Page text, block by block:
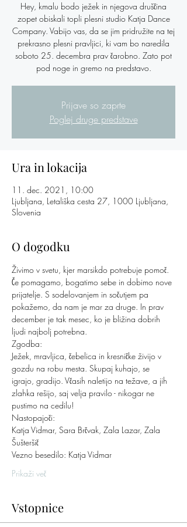
Hey, kmalu bodo ježek in njegova druščina
zopet obiskali topli plesni studio Katja Dance
Company. Vabijo vas, da se jim pridružite na tej
prekrasno plesni pravljici, ki vam bo naredila
soboto 25. decembra prav čarobno. Zato pot
pod noge in gremo na predstavo.
Prijave so zaprte
Poglej druge predstave
Ura in lokacija
11. dec. 2021, 10:00
Ljubljana, Letališka cesta 27, 1000 Ljubljana,
Slovenia
O dogodku
Živimo v svetu, kjer marsikdo potrebuje pomoč.
Če pomagamo, bogatimo sebe in dobimo nove
prijatelje. S sodelovanjem in sočutjem pa
pokažemo, da nam je mar za druge. In prav
december je tak mesec, ko je bližina dobrih
ljudi najbolj potrebna.
Zgodba:
Ježek, mravljica, čebelica in kresničke živijo v
gozdu na robu mesta. Skupaj kuhajo, se
igrajo, gradijo. Včasih naletijo na težave, a jih
zlahka rešijo, saj velja pravilo - nikogar ne
pustimo na cedilu!
Nastopajoči:
Katja Vidmar, Sara Brčvak, Zala Lazar, Zala
Šušteršič
Vezno besedilo: Katja Vidmar
Prikaži več
Vstopnice